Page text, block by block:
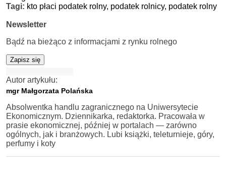
Tagi: kto płaci podatek rolny, podatek rolnicy, podatek rolny
Newsletter
Bądź na bieżąco z informacjami z rynku rolnego
Zapisz się
Autor artykułu:
mgr Małgorzata Polańska
Absolwentka handlu zagranicznego na Uniwersytecie
Ekonomicznym. Dziennikarka, redaktorka. Pracowała w
prasie ekonomicznej, później w portalach — zarówno
ogólnych, jak i branżowych. Lubi książki, teleturnieje, góry,
perfumy i koty